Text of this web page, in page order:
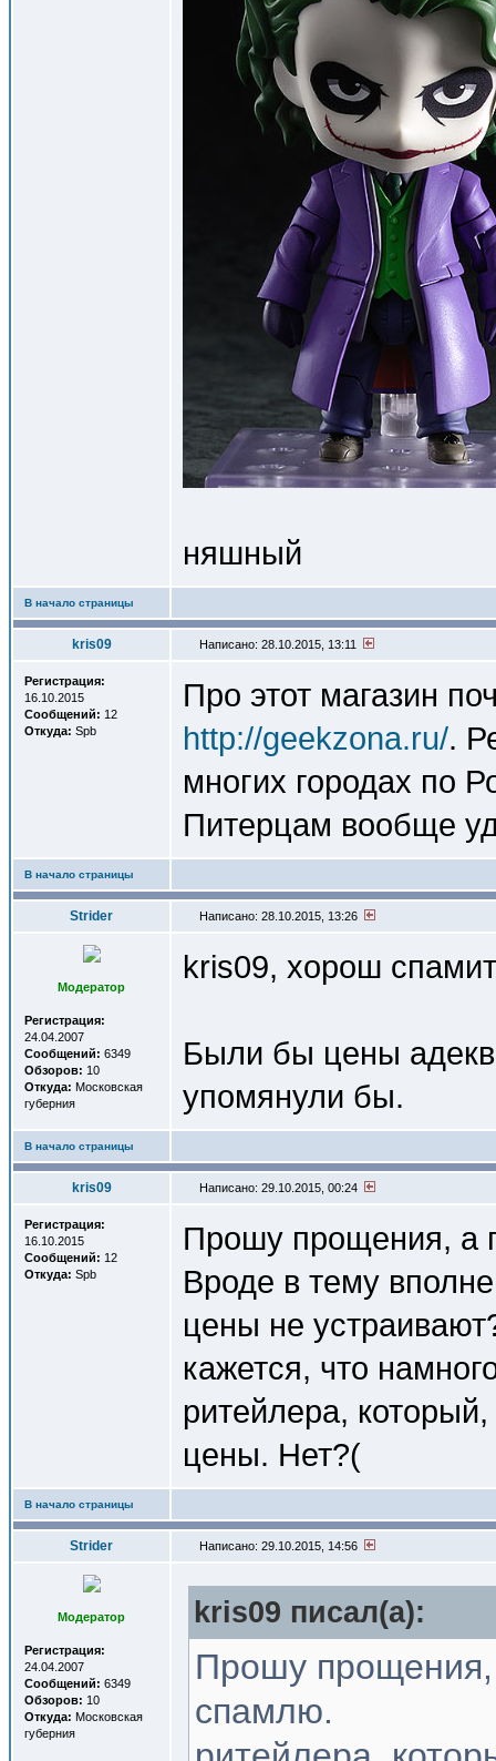
няшный
В начало страницы
kris09 Написано: 28.10.2015, 13:11
Регистрация:
16.10.2015
Сообщений: 12
Откуда: Spb
Про этот магазин
http://geekzona.ru/.
многих городах по
Питерцам вообще
В начало страницы
Strider Написано: 28.10.2015, 13:26
Модератор
Регистрация:
24.04.2007
Сообщений: 6349
Обзоров: 10
Откуда: Московская
губерния
kris09, хорош
Были бы цены
упомянули бы.
В начало страницы
kris09 Написано: 29.10.2015, 00:24
Регистрация:
16.10.2015
Сообщений: 12
Откуда: Spb
Прошу прощения, а
Вроде в тему
цены не
кажется, что
ритейлера,
цены. Нет?(
В начало страницы
Strider Написано: 29.10.2015, 14:56
Модератор
Регистрация:
24.04.2007
Сообщений: 6349
Обзоров: 10
Откуда: Московская
губерния
kris09 писал(a):
Прошу прощения,
спамлю.